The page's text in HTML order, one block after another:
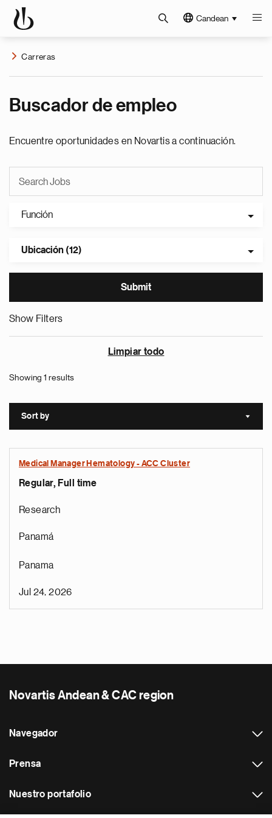
Candean
Carreras
Buscador de empleo
Encuentre oportunidades en Novartis a continuación.
Función
Ubicación (12)
Show Filters
Limpiar todo
Showing 1 results
Sort by Sort
Medical Manager Hematology - ACC Cluster
Regular, Full time
Research
Panamá
Panama
Jul 24, 2026
Novartis Andean & CAC region
Navegador
Prensa
Nuestro portafolio